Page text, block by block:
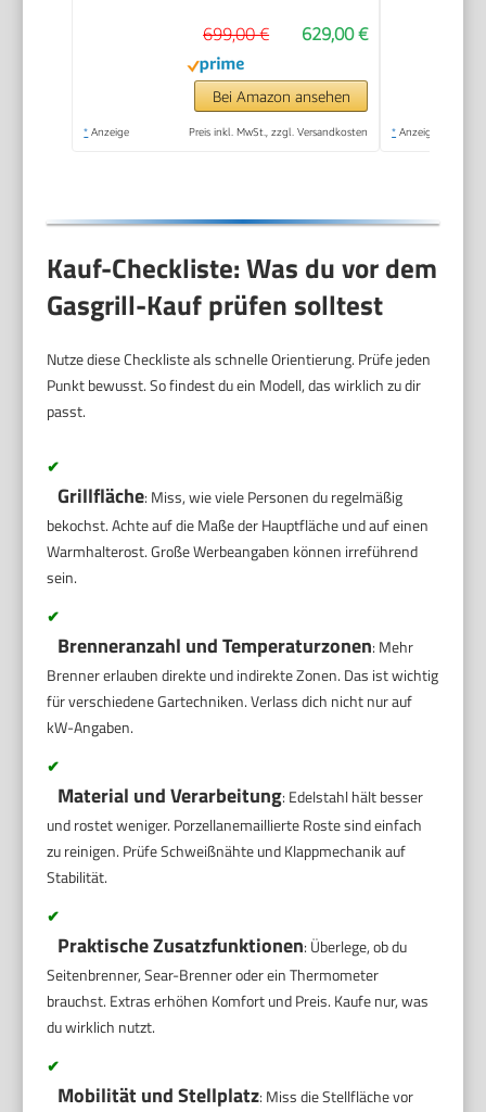
Sichtfenster, HEAT
RANGE™, SWITCH
GRID™, 800 °C TURBO
ZONE™, SIMPLE
629,00 €
699,00 €
Bei Amazon ansehen
* Anzeige Preis inkl. MwSt., zzgl. Versandkosten * Anzeige
Kauf-Checkliste: Was du vor dem
Gasgrill-Kauf prüfen solltest
Nutze diese Checkliste als schnelle Orientierung. Prüfe jeden
Punkt bewusst. So findest du ein Modell, das wirklich zu dir
passt.
✔
Grillfläche: Miss, wie viele Personen du regelmäßig
bekochst. Achte auf die Maße der Hauptfläche und auf einen
Warmhalterost. Große Werbeangaben können irreführend
sein.
✔
Brenneranzahl und Temperaturzonen: Mehr
Brenner erlauben direkte und indirekte Zonen. Das ist wichtig
für verschiedene Gartechniken. Verlass dich nicht nur auf
kW-Angaben.
✔
Material und Verarbeitung: Edelstahl hält besser
und rostet weniger. Porzellanemaillierte Roste sind einfach
zu reinigen. Prüfe Schweißnähte und Klappmechanik auf
Stabilität.
✔
Praktische Zusatzfunktionen: Überlege, ob du
Seitenbrenner, Sear-Brenner oder ein Thermometer
brauchst. Extras erhöhen Komfort und Preis. Kaufe nur, was
du wirklich nutzt.
✔
Mobilität und Stellplatz: Miss die Stellfläche vor